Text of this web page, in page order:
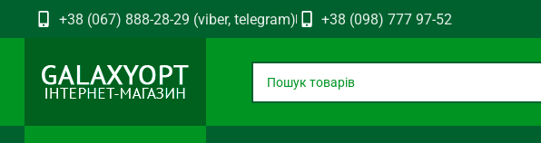
+38 (067) 888-28-29 (viber, telegram) +38 (098) 777 97-52